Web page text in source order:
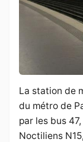
La station de
du métro de
par les bus
Noctiliens